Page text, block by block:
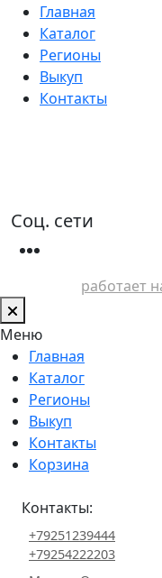
Главная
Каталог
Регионы
Выкуп
Контакты
Соц. сети
работает
Меню
Главная
Каталог
Регионы
Выкуп
Контакты
Корзина
Контакты:
+79251239444
+79254222203